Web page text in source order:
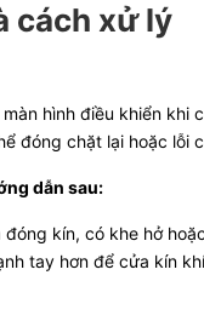
cách xử lý
hình điều khiển khi
đóng chặt lại hoặc lỗi
dẫn sau:
kín, có khe hở
tay hơn để cửa kín